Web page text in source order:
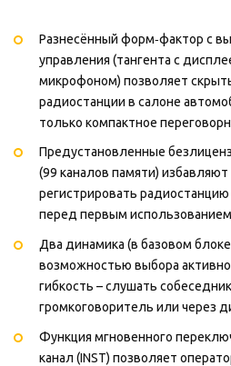
Разнесённый форм‑фактор с
управления (тангента с
микрофоном) позволяет
радиостанции в салоне
только компактное
Предустановленные
(99 каналов памяти)
регистрировать
перед первым использованием
Два динамика (в базовом блоке
возможностью выбора
гибкость – слушать
громкоговоритель или через
Функция мгновенного
канал (INST) позволяет